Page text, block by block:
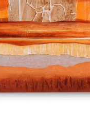
TOME 2 : GRAVURES
CONTACT